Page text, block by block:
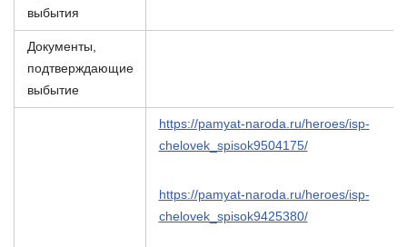
выбытия
Документы,
подтверждающие
выбытие
https://pamyat-naroda.ru/heroes/isp-
chelovek_spisok9504175/
https://pamyat-naroda.ru/heroes/isp-
chelovek_spisok9425380/